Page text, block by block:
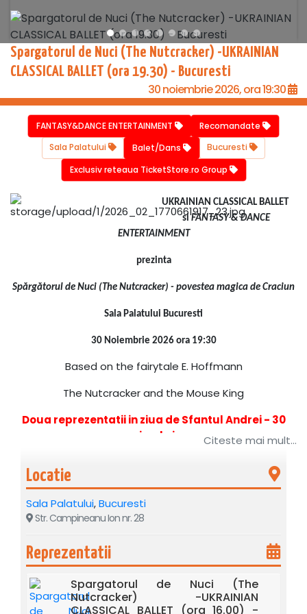
Spargatorul de Nuci (The Nutcracker) -UKRAINIAN
CLASSICAL BALLET (ora 19.30) - Bucuresti
30 noiembrie 2026, ora 19:30
FANTASY&DANCE ENTERTAINMENT
Recomandate
Sala Palatului
Balet/Dans
Bucuresti
Exclusiv reteaua TicketStore.ro Group
UKRAINIAN CLASSICAL BALLET
siFANTASY & DANCE
ENTERTAINMENT
prezinta
Spărgătorul de Nuci (The Nutcracker) - povestea magica de Craciun
Sala Palatului Bucuresti
30 Noiembrie 2026 ora 19:30
Based on the fairytale E. Hoffmann
The Nutcracker and the Mouse King
Doua reprezentatii in ziua de Sfantul Andrei - 30
noiembrie
capodopere ale baletului clasic mondial: dupa
„Lacul
Spărgătorul de Nuci (The Nutcracker)" - spiritul Craciunului
transpus intru-un spectacol de neuitat.
Citeste mai mult...
Locatie
Sala Palatului,Bucuresti
Str. Campineanu Ion nr. 28
Reprezentatii
Spargatorul de Nuci (The
Nutcracker) -UKRAINIAN
CLASSICAL BALLET (ora 16.00) -